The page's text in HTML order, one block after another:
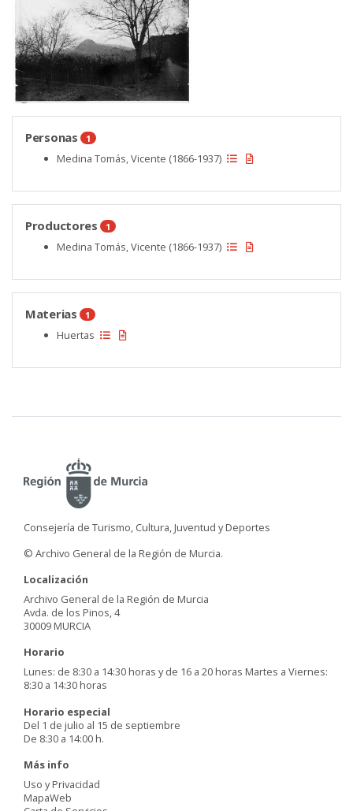
Personas 1
Medina Tomás, Vicente (1866-1937)
Productores 1
Medina Tomás, Vicente (1866-1937)
Materias 1
Huertas
Consejería de Turismo, Cultura, Juventud y Deportes
© Archivo General de la Región de Murcia.
Localización
Archivo General de la Región de Murcia
Avda. de los Pinos, 4
30009 MURCIA
Horario
Lunes: de 8:30 a 14:30 horas y de 16 a 20 horas Martes a Viernes:
8:30 a 14:30 horas
Horario especial
Del 1 de julio al 15 de septiembre
De 8:30 a 14:00 h.
Más info
Uso y Privacidad
MapaWeb